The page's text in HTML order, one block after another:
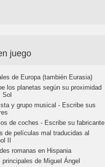
juego
de Europa (también Eurasia)
los planetas según su proximidad
Sol
y grupo musical - Escribe sus
de coches - Escribe su fabricante
de películas mal traducidas al
II
romanas en Hispania
principales de Miguel Ángel